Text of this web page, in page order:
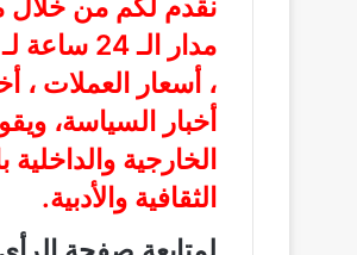
نقدم لكم من خلال
مدار الـ
، أسعار العملات ،
أخبار السياسة،
الخارجية
الثقافية والأدبية.